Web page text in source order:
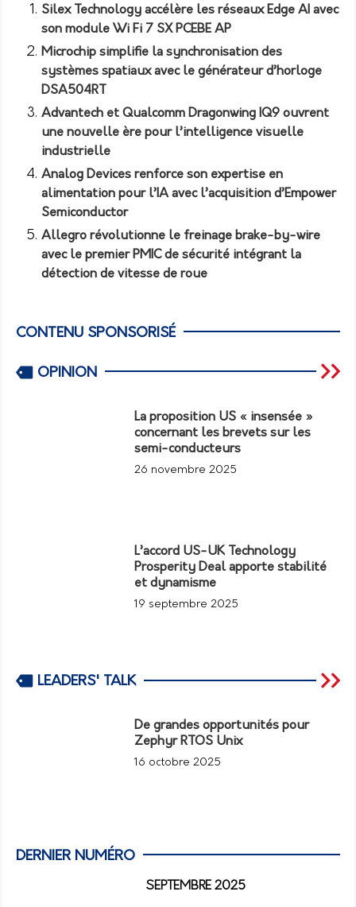
Silex Technology accélère les réseaux Edge AI avec
son module Wi Fi 7 SX PCEBE AP
Microchip simplifie la synchronisation des
systèmes spatiaux avec le générateur d’horloge
DSA504RT
Advantech et Qualcomm Dragonwing IQ9 ouvrent
une nouvelle ère pour l’intelligence visuelle
industrielle
Analog Devices renforce son expertise en
alimentation pour l’IA avec l’acquisition d’Empower
Semiconductor
Allegro révolutionne le freinage brake-by-wire
avec le premier PMIC de sécurité intégrant la
détection de vitesse de roue
CONTENU SPONSORISÉ
OPINION
La proposition US « insensée »
concernant les brevets sur les
semi-conducteurs
26 novembre 2025
L’accord US-UK Technology
Prosperity Deal apporte stabilité
et dynamisme
19 septembre 2025
LEADERS' TALK
De grandes opportunités pour
Zephyr RTOS Unix
16 octobre 2025
DERNIER NUMÉRO
SEPTEMBRE 2025